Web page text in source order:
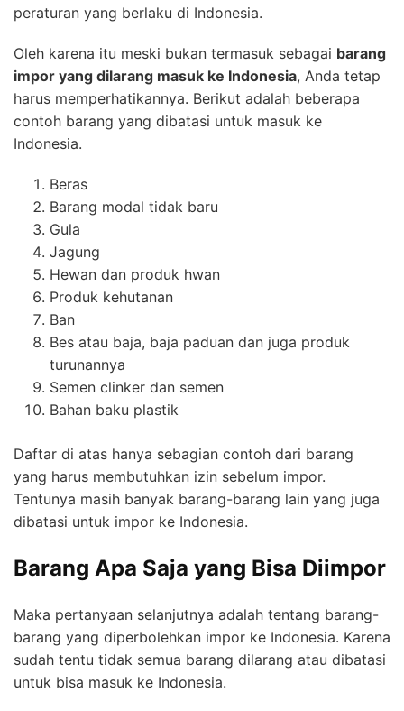
peraturan yang berlaku di Indonesia.
Oleh karena itu meski bukan termasuk sebagai barang
impor yang dilarang masuk ke Indonesia, Anda tetap
harus memperhatikannya. Berikut adalah beberapa
contoh barang yang dibatasi untuk masuk ke
Indonesia.
Beras
Barang modal tidak baru
Gula
Jagung
Hewan dan produk hwan
Produk kehutanan
Ban
Bes atau baja, baja paduan dan juga produk
turunannya
Semen clinker dan semen
Bahan baku plastik
Daftar di atas hanya sebagian contoh dari barang
yang harus membutuhkan izin sebelum impor.
Tentunya masih banyak barang-barang lain yang juga
dibatasi untuk impor ke Indonesia.
Barang Apa Saja yang Bisa Diimpor
Maka pertanyaan selanjutnya adalah tentang barang-
barang yang diperbolehkan impor ke Indonesia. Karena
sudah tentu tidak semua barang dilarang atau dibatasi
untuk bisa masuk ke Indonesia.